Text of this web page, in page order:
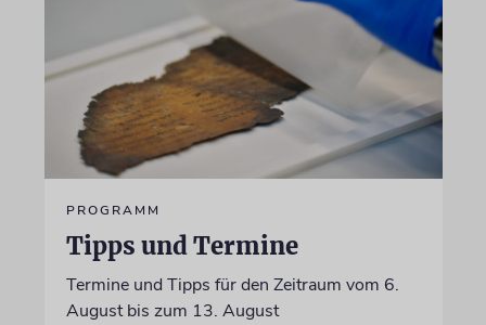
PROGRAMM
Tipps und Termine
Termine und Tipps für den Zeitraum vom 6.
August bis zum 13. August